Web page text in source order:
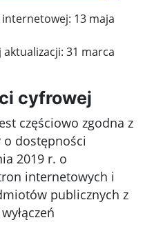
13 maja
31 marca
cyfrowej
częściowo zgodna z
o dostępności
2019 r. o
internetowych i
publicznych z